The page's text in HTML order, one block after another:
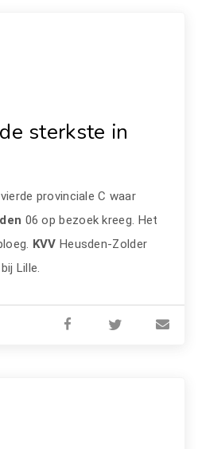
sterkste in
provinciale C waar
06 op bezoek kreeg. Het
KVV Heusden-Zolder
bij Lille.